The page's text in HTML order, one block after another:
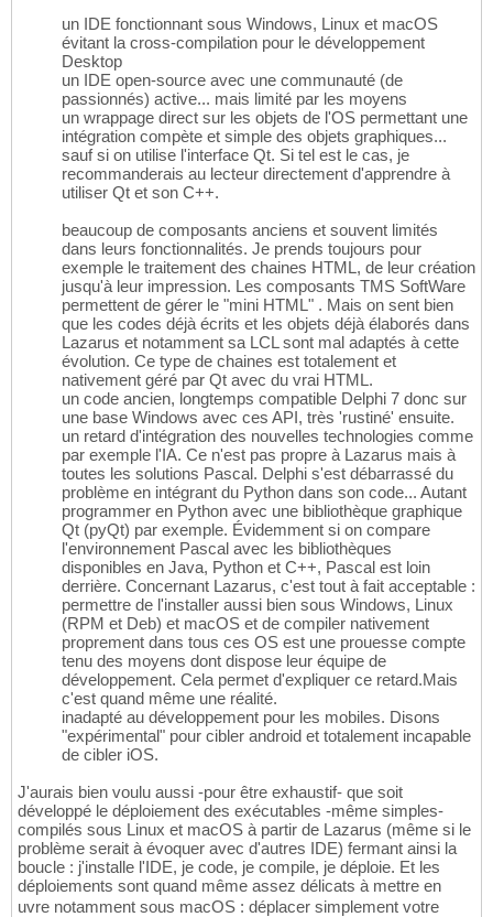
un IDE fonctionnant sous Windows, Linux et macOS
évitant la cross-compilation pour le développement
Desktop
un IDE open-source avec une communauté (de
passionnés) active... mais limité par les moyens
un wrappage direct sur les objets de l'OS permettant une
intégration compète et simple des objets graphiques...
sauf si on utilise l'interface Qt. Si tel est le cas, je
recommanderais au lecteur directement d'apprendre à
utiliser Qt et son C++.
beaucoup de composants anciens et souvent limités
dans leurs fonctionnalités. Je prends toujours pour
exemple le traitement des chaines HTML, de leur création
jusqu'à leur impression. Les composants TMS SoftWare
permettent de gérer le "mini HTML" . Mais on sent bien
que les codes déjà écrits et les objets déjà élaborés dans
Lazarus et notamment sa LCL sont mal adaptés à cette
évolution. Ce type de chaines est totalement et
nativement géré par Qt avec du vrai HTML.
un code ancien, longtemps compatible Delphi 7 donc sur
une base Windows avec ces API, très 'rustiné' ensuite.
un retard d'intégration des nouvelles technologies comme
par exemple l'IA. Ce n'est pas propre à Lazarus mais à
toutes les solutions Pascal. Delphi s'est débarrassé du
problème en intégrant du Python dans son code... Autant
programmer en Python avec une bibliothèque graphique
Qt (pyQt) par exemple. Évidemment si on compare
l'environnement Pascal avec les bibliothèques
disponibles en Java, Python et C++, Pascal est loin
derrière. Concernant Lazarus, c'est tout à fait acceptable :
permettre de l'installer aussi bien sous Windows, Linux
(RPM et Deb) et macOS et de compiler nativement
proprement dans tous ces OS est une prouesse compte
tenu des moyens dont dispose leur équipe de
développement. Cela permet d'expliquer ce retard.Mais
c'est quand même une réalité.
inadapté au développement pour les mobiles. Disons
"expérimental" pour cibler android et totalement incapable
de cibler iOS.
J'aurais bien voulu aussi -pour être exhaustif- que soit
développé le déploiement des exécutables -même simples-
compilés sous Linux et macOS à partir de Lazarus (même si le
problème serait à évoquer avec d'autres IDE) fermant ainsi la
boucle : j'installe l'IDE, je code, je compile, je déploie. Et les
déploiements sont quand même assez délicats à mettre en
uvre notamment sous macOS : déplacer simplement votre